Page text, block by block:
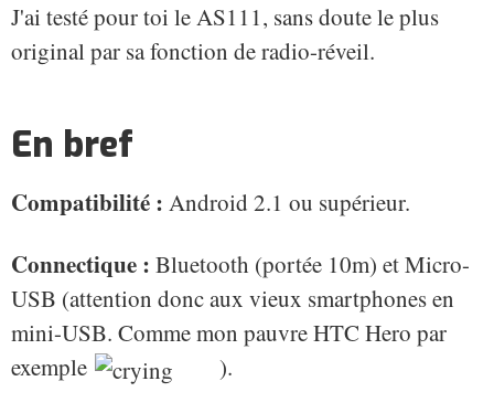
J'ai testé pour toi le AS111, sans doute le plus
original par sa fonction de radio-réveil.
En bref
Compatibilité : Android 2.1 ou supérieur.
Connectique : Bluetooth (portée 10m) et Micro-
USB (attention donc aux vieux smartphones en
mini-USB. Comme mon pauvre HTC Hero par
exemple
).